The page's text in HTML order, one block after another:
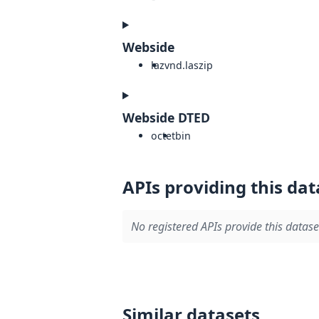
Webside
lazvnd.laszip
Webside DTED
octetbin
APIs providing this
No registered APIs provide this
Similar datasets